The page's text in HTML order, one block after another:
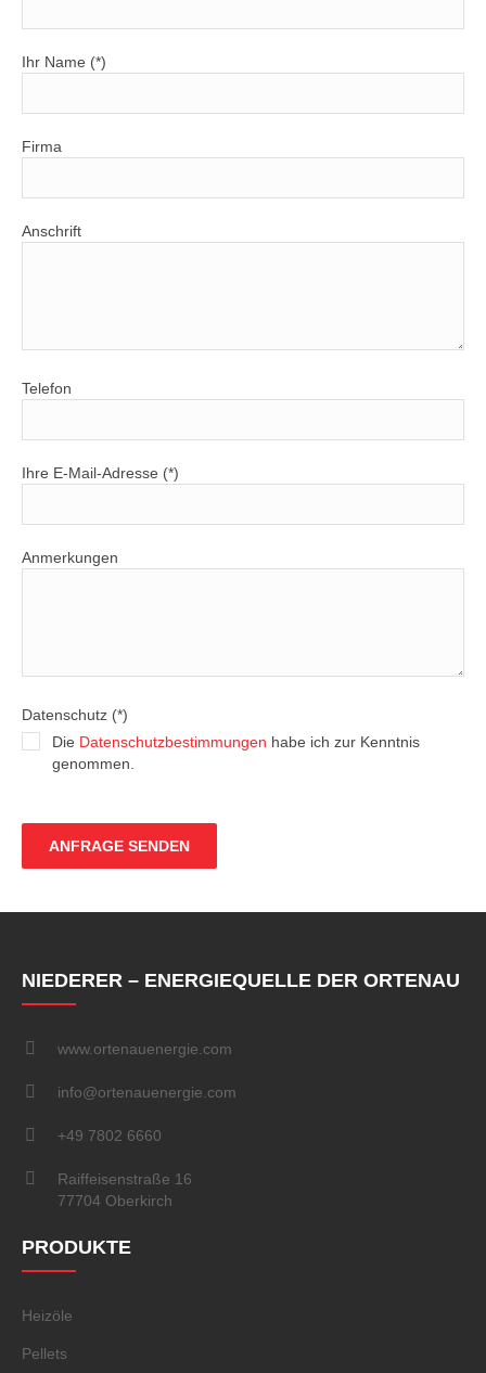
Ihr Name (*)
Firma
Anschrift
Telefon
Ihre E-Mail-Adresse (*)
Anmerkungen
Datenschutz (*)
Die Datenschutzbestimmungen habe ich zur Kenntnis
genommen.
NIEDERER – ENERGIEQUELLE DER ORTENAU
www.ortenauenergie.com
info@ortenauenergie.com
+49 7802 6660
Raiffeisenstraße 16
77704 Oberkirch
PRODUKTE
Heizöle
Pellets